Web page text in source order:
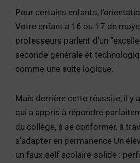
Pour certains enfants,
Votre enfant a 16 ou 17 de
professeurs parlent d’un
seconde générale et
comme une suite logique.
Mais derrière cette réussite, il y
qui a appris à répondre
du collège, à se conformer, à
s’adapter en permanence Un
un faux-self scolaire solide :